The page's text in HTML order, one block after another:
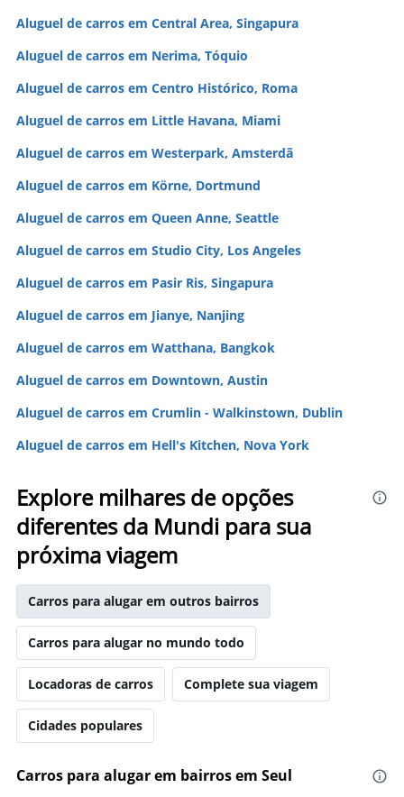
Aluguel de carros em Central Area, Singapura
Aluguel de carros em Nerima, Tóquio
Aluguel de carros em Centro Histórico, Roma
Aluguel de carros em Little Havana, Miami
Aluguel de carros em Westerpark, Amsterdã
Aluguel de carros em Körne, Dortmund
Aluguel de carros em Queen Anne, Seattle
Aluguel de carros em Studio City, Los Angeles
Aluguel de carros em Pasir Ris, Singapura
Aluguel de carros em Jianye, Nanjing
Aluguel de carros em Watthana, Bangkok
Aluguel de carros em Downtown, Austin
Aluguel de carros em Crumlin - Walkinstown, Dublin
Aluguel de carros em Hell's Kitchen, Nova York
Explore milhares de opções
diferentes da Mundi para sua
próxima viagem
Carros para alugar em outros bairros
Carros para alugar no mundo todo
Locadoras de carros Complete sua viagem
Cidades populares
Carros para alugar em bairros em Seul